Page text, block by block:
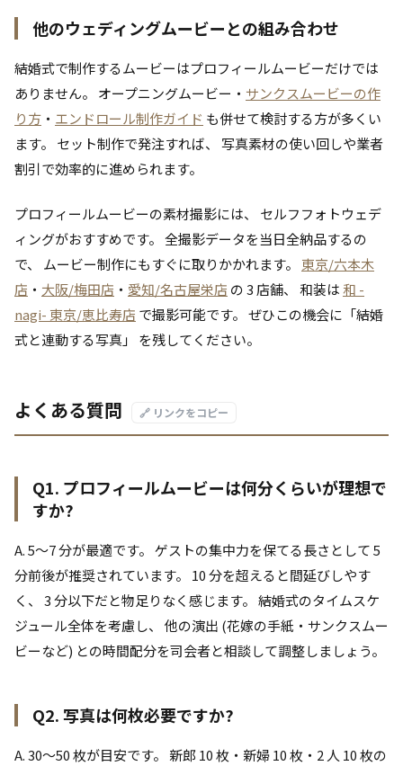
他のウェディングムービーとの組み合わせ
結婚式で制作するムービーはプロフィールムービーだけでは
ありません。 オープニングムービー・ サンクスムービーの作
り方 ・ エンドロール制作ガイド も併せて検討する方が多くい
ます。 セット制作で発注すれば、 写真素材の使い回しや業者
割引で効率的に進められます。
プロフィールムービーの素材撮影には、 セルフフォトウェデ
ィングがおすすめです。 全撮影データを当日全納品するの
で、 ムービー制作にもすぐに取りかかれます。 東京/六本木
店 ・ 大阪/梅田店 ・ 愛知/名古屋栄店 の 3 店舗、 和装は和 -
nagi- 東京/恵比寿店 で撮影可能です。 ぜひこの機会に「結婚
式と連動する写真」 を残してください。
よくある質問 🔗 リンクをコピー
Q1. プロフィールムービーは何分くらいが理想で
すか?
A. 5〜7 分が最適です。 ゲストの集中力を保てる長さとして 5
分前後が推奨されています。 10 分を超えると間延びしやす
く、 3 分以下だと物足りなく感じます。 結婚式のタイムスケ
ジュール全体を考慮し、 他の演出 (花嫁の手紙・サンクスムー
ビーなど) との時間配分を司会者と相談して調整しましょう。
Q2. 写真は何枚必要ですか?
A. 30〜50 枚が目安です。 新郎 10 枚・新婦 10 枚・2 人 10 枚の